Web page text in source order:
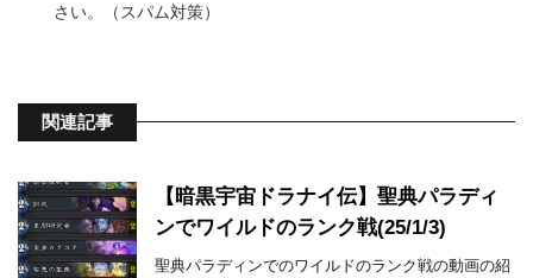
さい。（スパム対策）
関連記事
【暗黒宇宙ドラナイ伝】聖典パラディ
ンでワイルドのランク戦(25/1/3)
聖典パラディンでのワイルドのランク戦の動画の紹